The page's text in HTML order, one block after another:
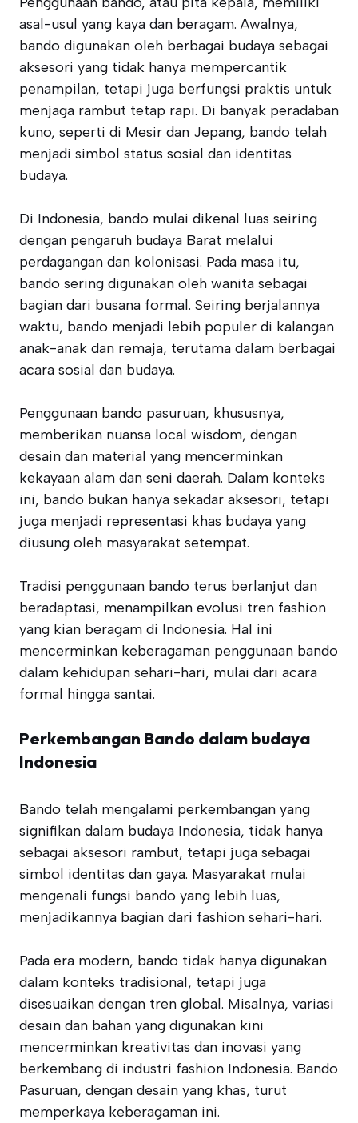
asal-usul yang kaya dan beragam. Awalnya,
bando digunakan oleh berbagai budaya sebagai
aksesori yang tidak hanya mempercantik
penampilan, tetapi juga berfungsi praktis untuk
menjaga rambut tetap rapi. Di banyak peradaban
kuno, seperti di Mesir dan Jepang, bando telah
menjadi simbol status sosial dan identitas
budaya.
Di Indonesia, bando mulai dikenal luas seiring
dengan pengaruh budaya Barat melalui
perdagangan dan kolonisasi. Pada masa itu,
bando sering digunakan oleh wanita sebagai
bagian dari busana formal. Seiring berjalannya
waktu, bando menjadi lebih populer di kalangan
anak-anak dan remaja, terutama dalam berbagai
acara sosial dan budaya.
Penggunaan bando pasuruan, khususnya,
memberikan nuansa local wisdom, dengan
desain dan material yang mencerminkan
kekayaan alam dan seni daerah. Dalam konteks
ini, bando bukan hanya sekadar aksesori, tetapi
juga menjadi representasi khas budaya yang
diusung oleh masyarakat setempat.
Tradisi penggunaan bando terus berlanjut dan
beradaptasi, menampilkan evolusi tren fashion
yang kian beragam di Indonesia. Hal ini
mencerminkan keberagaman penggunaan bando
dalam kehidupan sehari-hari, mulai dari acara
formal hingga santai.
Perkembangan Bando dalam budaya
Indonesia
Bando telah mengalami perkembangan yang
signifikan dalam budaya Indonesia, tidak hanya
sebagai aksesori rambut, tetapi juga sebagai
simbol identitas dan gaya. Masyarakat mulai
mengenali fungsi bando yang lebih luas,
menjadikannya bagian dari fashion sehari-hari.
Pada era modern, bando tidak hanya digunakan
dalam konteks tradisional, tetapi juga
disesuaikan dengan tren global. Misalnya, variasi
desain dan bahan yang digunakan kini
mencerminkan kreativitas dan inovasi yang
berkembang di industri fashion Indonesia. Bando
Pasuruan, dengan desain yang khas, turut
memperkaya keberagaman ini.